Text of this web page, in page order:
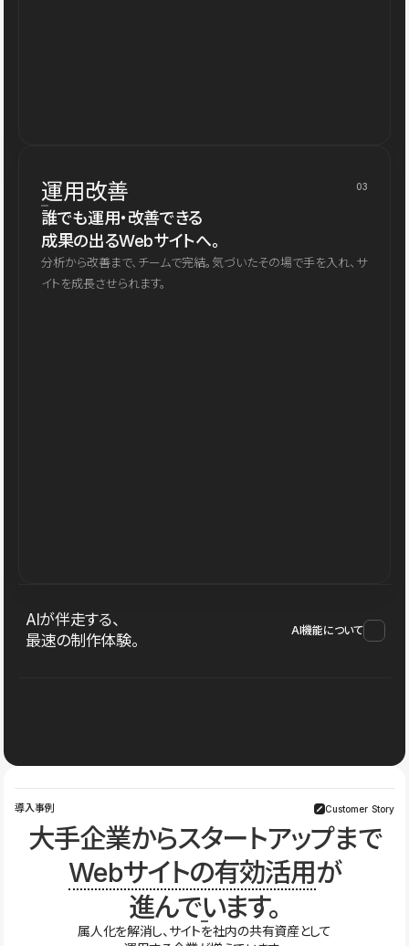
運用改善 03
誰でも運用・改善できる
成果の出るWebサイトへ。
分析から改善まで、チームで完結。気づいたその場で手を入れ、サ
イトを成長させられます。
AIが伴走する、
最速の制作体験。
AI機能について
導入事例 Customer Story
大手企業からスタートアップまで
Webサイトの有効活用が
進んでいます。
属人化を解消し、サイトを社内の共有資産として